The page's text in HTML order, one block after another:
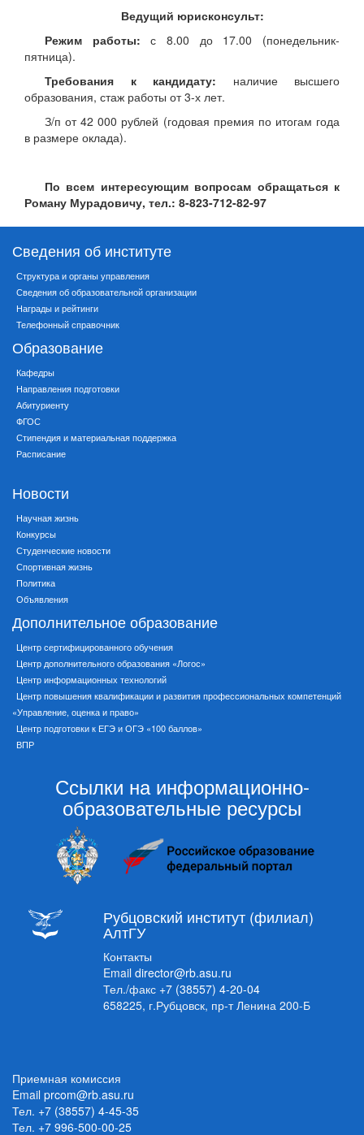
Ведущий юрисконсульт:
Режим работы: с 8.00 до 17.00 (понедельник-
пятница).
Требования к кандидату: наличие высшего
образования, стаж работы от 3-х лет.
З/п от 42 000 рублей (годовая премия по итогам года
в размере оклада).
По всем интересующим вопросам обращаться к
Роману Мурадовичу, тел.: 8-823-712-82-97
Сведения об институте
Структура и органы управления
Сведения об образовательной организации
Награды и рейтинги
Телефонный справочник
Образование
Кафедры
Направления подготовки
Абитуриенту
ФГОС
Стипендия и материальная поддержка
Расписание
Новости
Научная жизнь
Конкурсы
Студенческие новости
Спортивная жизнь
Политика
Объявления
Дополнительное образование
Центр сертифицированного обучения
Центр дополнительного образования «Логос»
Центр информационных технологий
Центр повышения квалификации и развития профессиональных компетенций
«Управление, оценка и право»
Центр подготовки к ЕГЭ и ОГЭ «100 баллов»
ВПР
Ссылки на информационно-
образовательные ресурсы
Рубцовский институт (филиал)
АлтГУ
Контакты
Email director@rb.asu.ru
Тел./факс +7 (38557) 4-20-04
658225, г.Рубцовск, пр-т Ленина 200-Б
Приемная комиссия
Email prcom@rb.asu.ru
Тел. +7 (38557) 4-45-35
Тел. +7 996-500-00-25